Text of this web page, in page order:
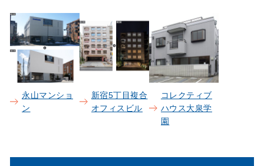
永山マンショ
ン
新宿5丁目複合
オフィスビル
コレクティブ
ハウス大泉学
園